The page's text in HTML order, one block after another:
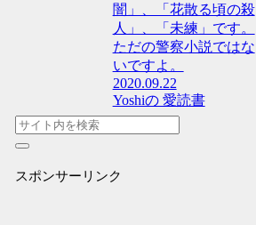
闇」、「花散る頃の殺
人」、「未練」です。
ただの警察小説ではな
いですよ。
2020.09.22
Yoshiの 愛読書
スポンサーリンク